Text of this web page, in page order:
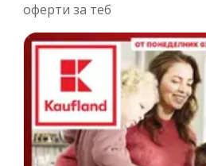
оферти за теб